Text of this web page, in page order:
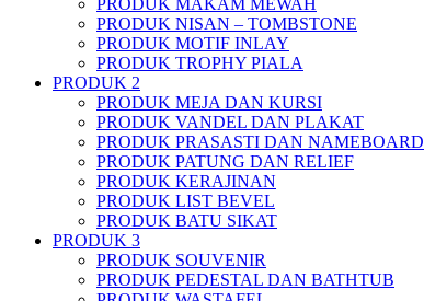
PRODUK MAKAM MEWAH
PRODUK NISAN – TOMBSTONE
PRODUK MOTIF INLAY
PRODUK TROPHY PIALA
PRODUK 2
PRODUK MEJA DAN KURSI
PRODUK VANDEL DAN PLAKAT
PRODUK PRASASTI DAN NAMEBOARD
PRODUK PATUNG DAN RELIEF
PRODUK KERAJINAN
PRODUK LIST BEVEL
PRODUK BATU SIKAT
PRODUK 3
PRODUK SOUVENIR
PRODUK PEDESTAL DAN BATHTUB